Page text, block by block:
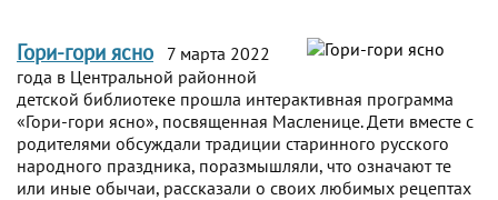
Гори-гори ясно
7 марта 2022
года в Центральной районной
детской библиотеке прошла интерактивная программа
«Гори-гори ясно», посвященная Масленице. Дети вместе с
родителями обсуждали традиции старинного русского
народного праздника, поразмышляли, что означают те
или иные обычаи, рассказали о своих любимых рецептах